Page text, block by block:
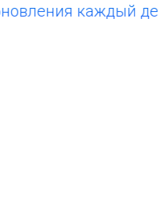
каждый день